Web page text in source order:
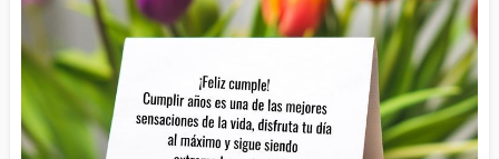
NOVIA
ESPOSO
PAPA
HOMBRE
TIA
CUÑADA
ALGUIEN ESPECIAL
PRIMO